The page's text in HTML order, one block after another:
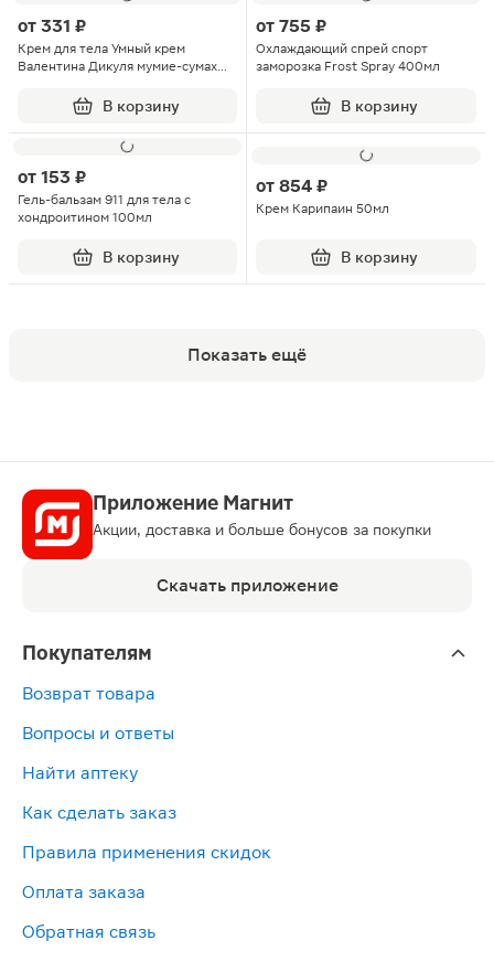
от 331 ₽
Крем для тела Умный крем
Валентина Дикуля мумие-сумах
В корзину
от 755 ₽
Охлаждающий спрей спорт
заморозка Frost Spray 400мл
В корзину
от 153 ₽
Гель-бальзам 911 для тела с
хондроитином 100мл
В корзину
от 854 ₽
Крем Карипаин 50мл
В корзину
Показать ещё
Приложение Магнит
Акции, доставка и больше бонусов за покупки
Скачать приложение
Покупателям
Возврат товара
Вопросы и ответы
Найти аптеку
Как сделать заказ
Правила применения скидок
Оплата заказа
Обратная связь